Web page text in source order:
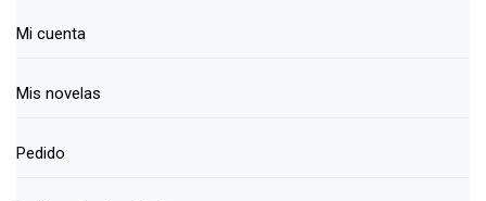
Mi cuenta
Mis novelas
Pedido